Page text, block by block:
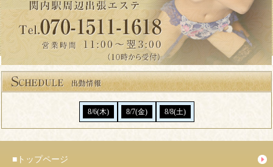
8/6(木) 8/7(金) 8/8(土)
■ トップページ